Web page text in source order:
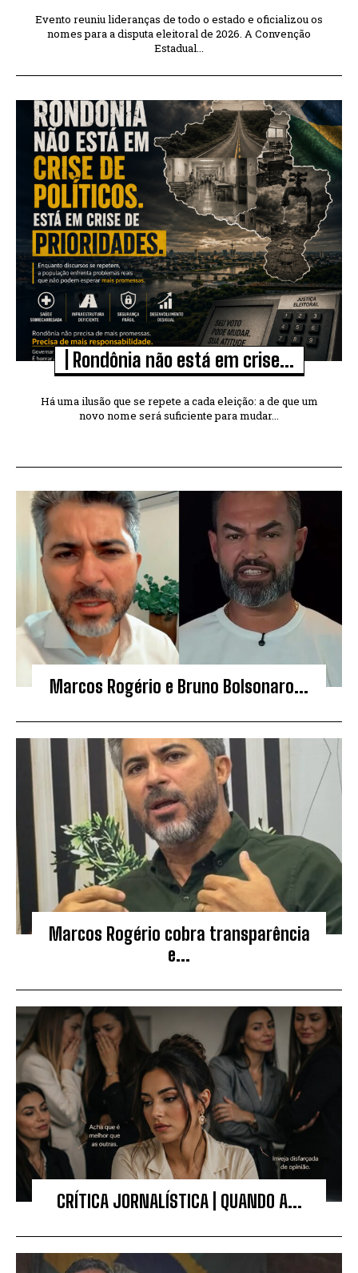
Evento reuniu lideranças de todo o estado e oficializou os
nomes para a disputa eleitoral de 2026. A Convenção
Estadual...
| Rondônia não está em crise...
Há uma ilusão que se repete a cada eleição: a de que um
novo nome será suficiente para mudar...
Marcos Rogério e Bruno Bolsonaro...
Marcos Rogério cobra transparência
e...
CRÍTICA JORNALÍSTICA | QUANDO A...